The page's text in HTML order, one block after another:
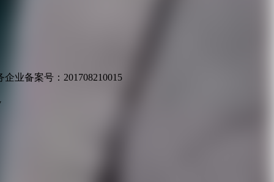
业备案号：201708210015